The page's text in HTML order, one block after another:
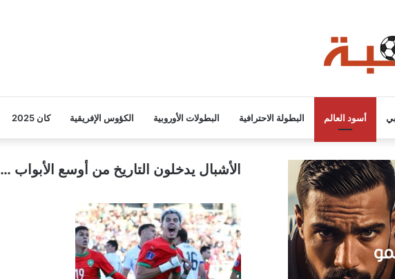
أسود العالم البطولة الاحترافية البطولات الأوروبية الكؤوس الإفريقية كان 2025
الأشبال يدخلون التاريخ من أوسع الأبواب …